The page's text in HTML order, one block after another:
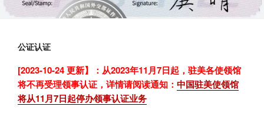
公证认证
[2023-10-24 更新】：从2023年11月7日起，驻美各使领馆
将不再受理领事认证，详情请阅读通知： 中国驻美使领馆
将从11月7日起停办领事认证业务